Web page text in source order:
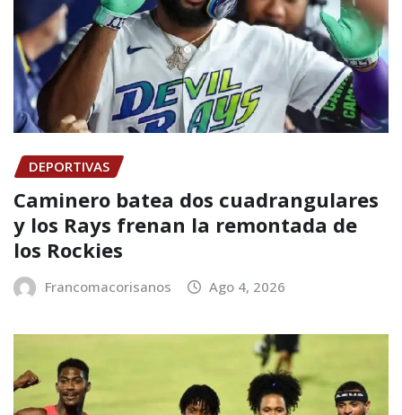
DEPORTIVAS
Caminero batea dos cuadrangulares
y los Rays frenan la remontada de
los Rockies
Francomacorisanos Ago 4, 2026